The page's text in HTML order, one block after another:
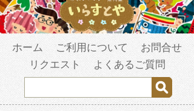
ホーム ご利用について
お問合せ
リクエスト
よくあるご質問